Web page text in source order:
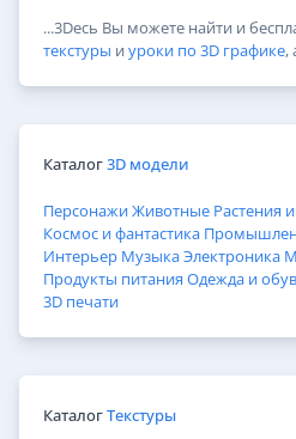
...3Dесь Вы можете найти и
текстуры и уроки по 3D графике,
Каталог3D модели
ПерсонажиЖивотные Растения
Космос и фантастика
Интерьер МузыкаЭлектроника
Продукты питания Одежда и
3D печати
КаталогТекстуры